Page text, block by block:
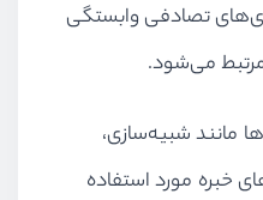
تصادفی وابستگی
می‌شود.
مانند شبیه‌سازی،
مورد استفاده